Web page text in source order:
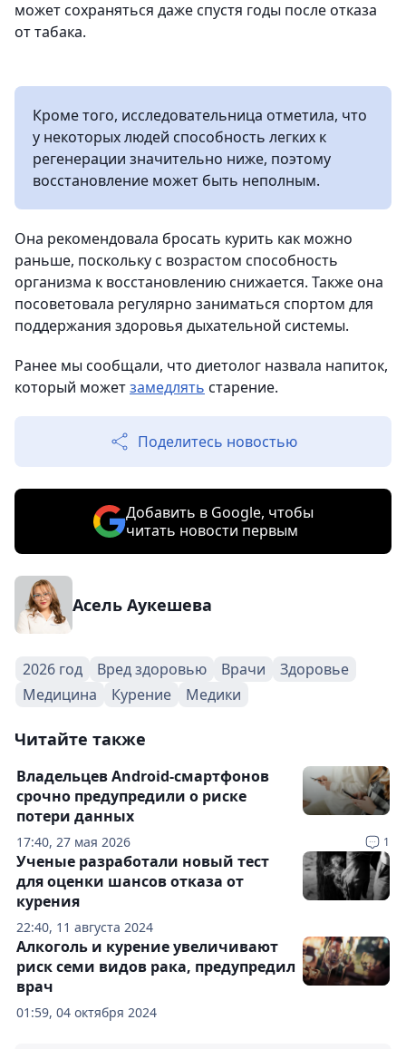
может сохраняться даже спустя годы после отказа
от табака.
Кроме того, исследовательница отметила, что
у некоторых людей способность легких к
регенерации значительно ниже, поэтому
восстановление может быть неполным.
Она рекомендовала бросать курить как можно
раньше, поскольку с возрастом способность
организма к восстановлению снижается. Также она
посоветовала регулярно заниматься спортом для
поддержания здоровья дыхательной системы.
Ранее мы сообщали, что диетолог назвала напиток,
который можетзамедлять старение.
Поделитесь новостью
Добавить в Google, чтобы
читать новости первым
Асель Аукешева
2026 год Вред здоровью Врачи
Здоровье
Медицина
Курение Медики
Читайте также
17:40, 27 мая 2026 1
Владельцев Android-смартфонов
срочно предупредили о риске
потери данных
22:40, 11 августа 2024
Ученые разработали новый тест
для оценки шансов отказа от
курения
01:59, 04 октября 2024
Алкоголь и курение увеличивают
риск семи видов рака, предупредил
врач